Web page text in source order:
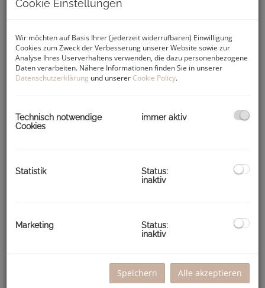
Beschreibung
E01 80,91m² 3 Zimmer Terrasse: 7,50m²
O04 88,94m² 3 Zimmer Balkon: 3,86m²
O05 40,72m² 2 Zimmer Balkon: 10,50m²
Cookie Einstellungen
Wir möchten auf Basis Ihrer (jederzeit widerrufbaren) Einwilligung
Cookies zum Zweck der Verbesserung unserer Website sowie zur
Analyse Ihres Userverhaltens verwenden, die dazu personenbezogene
Daten verarbeiten. Nähere Informationen finden Sie in unserer
Datenschutzerklärung und unserer Cookie Policy.
Technisch notwendige
Cookies
immer aktiv
Statistik
Status:
inaktiv
Marketing
Status:
inaktiv
Speichern Alle akzeptieren